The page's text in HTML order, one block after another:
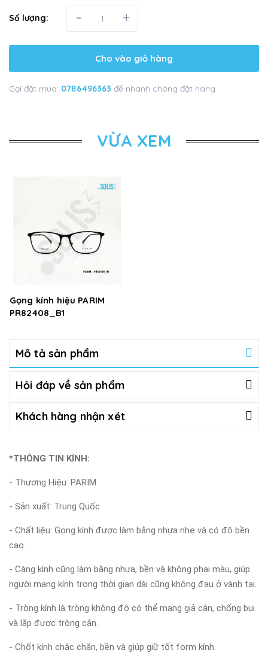
Số lượng: - +
Cho vào giỏ hàng
Gọi đặt mua: 0786496363 để nhanh chóng đặt hàng
VỪA XEM
Gọng kính hiệu PARIM
PR82408_B1
Mô tả sản phẩm
Hỏi đáp về sản phẩm
Khách hàng nhận xét
*THÔNG TIN KÍNH:
- Thương Hiệu: PARIM
- Sản xuất: Trung Quốc
- Chất liệu: Gọng kính được làm bằng nhựa nhẹ và có độ bền
cao.
- Càng kính cũng làm bằng nhựa, bền và không phai màu, giúp
người mang kính trong thời gian dài cũng không đau ở vành tai.
- Tròng kính là tròng không độ có thể mang giả cận, chống bụi
và lắp được tròng cận.
- Chốt kính chắc chắn, bền và giúp giữ tốt form kính.